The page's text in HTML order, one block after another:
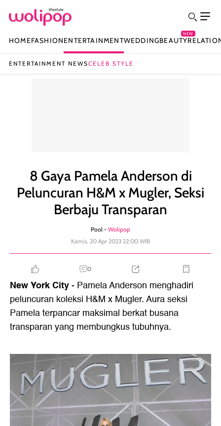
HOMEFASHIONENTERTAINMENTWEDDINGBEAUTY
NEW
ENTERTAINMENT NEWSCELEB STYLE
8 Gaya Pamela Anderson di
Peluncuran H&M x Mugler, Seksi
Berbaju Transparan
Pool - Wolipop
Kamis, 20 Apr 2023 22:00 WIB
0
New York City- Pamela Anderson menghadiri
peluncuran koleksi H&M x Mugler. Aura seksi
Pamela terpancar maksimal berkat busana
transparan yang membungkus tubuhnya.